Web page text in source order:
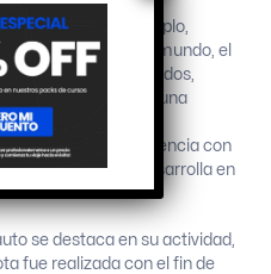
Para este ejemplo,
más famosos del mundo, el
de Estados Unidos,
de Daytona, con una
caso en particular
ganaría la competencia con
final que desarrolla en
se destaca en su actividad,
fue realizada con el fin de